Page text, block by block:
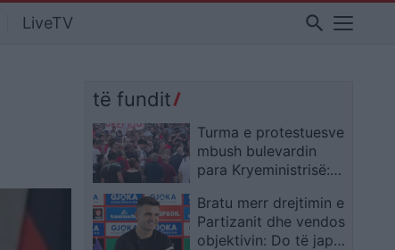
LiveTV search
të fundit
Turma e protestuesve
mbush bulevardin
para Kryeministrisë:
largohet! Ne nuk
bëjmë shaka!
Bratu merr drejtimin e
Partizanit dhe vendos
objektivin: Do të jap